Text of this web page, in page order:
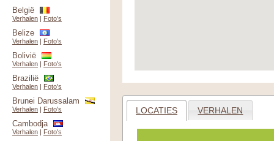
LOCATIES VERHALEN
België
Verhalen | Foto's
Belize
Verhalen | Foto's
Bolivië
Verhalen | Foto's
Brazilië
Verhalen | Foto's
Brunei Darussalam
Verhalen | Foto's
Cambodja
Verhalen | Foto's